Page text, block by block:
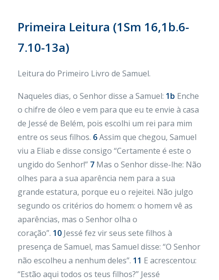
Primeira Leitura (1Sm 16,1b.6-
7.10-13a)
Leitura do Primeiro Livro de Samuel.
Naqueles dias, o Senhor disse a Samuel: 1b Enche
o chifre de óleo e vem para que eu te envie à casa
de Jessé de Belém, pois escolhi um rei para mim
entre os seus filhos. 6Assim que chegou, Samuel
viu a Eliab e disse consigo “Certamente é este o
ungido do Senhor!” 7 Mas o Senhor disse-lhe: Não
olhes para a sua aparência nem para a sua
grande estatura, porque eu o rejeitei. Não julgo
segundo os critérios do homem: o homem vê as
aparências, mas o Senhor olha o
coração”. 10 Jessé fez vir seus sete filhos à
presença de Samuel, mas Samuel disse: “O Senhor
não escolheu a nenhum deles”. 11 E acrescentou:
“Estão aqui todos os teus filhos?” Jessé